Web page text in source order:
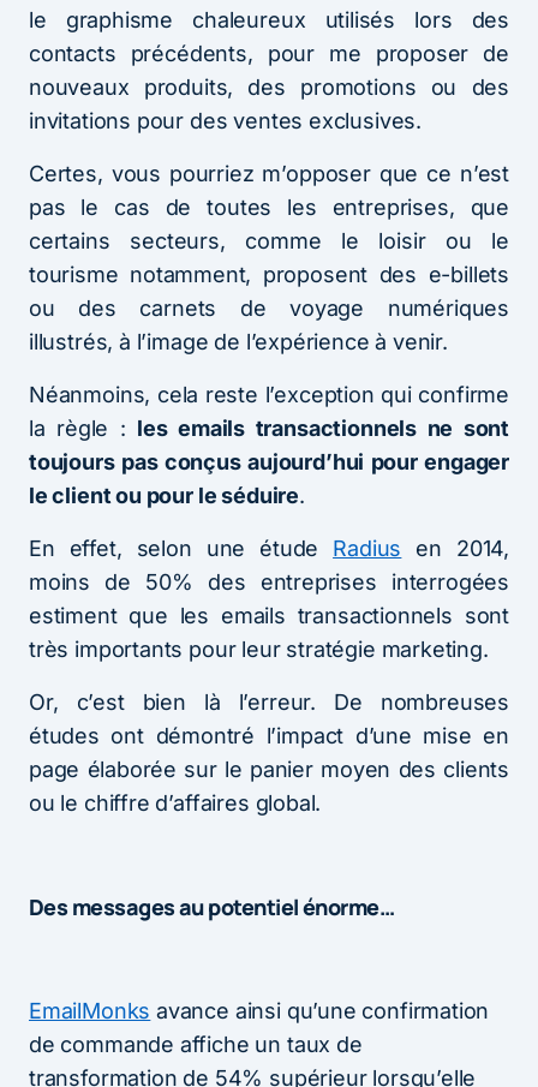
le graphisme chaleureux utilisés lors des
contacts précédents, pour me proposer de
nouveaux produits, des promotions ou des
invitations pour des ventes exclusives.
Certes, vous pourriez m’opposer que ce n’est
pas le cas de toutes les entreprises, que
certains secteurs, comme le loisir ou le
tourisme notamment, proposent des e-billets
ou des carnets de voyage numériques
illustrés, à l’image de l’expérience à venir.
Néanmoins, cela reste l’exception qui confirme
la règle : les emails transactionnels ne sont
toujours pas conçus aujourd’hui pour engager
le client ou pour le séduire.
En effet, selon une étude Radius en 2014,
moins de 50% des entreprises interrogées
estiment que les emails transactionnels sont
très importants pour leur stratégie marketing.
Or, c’est bien là l’erreur. De nombreuses
études ont démontré l’impact d’une mise en
page élaborée sur le panier moyen des clients
ou le chiffre d’affaires global.
Des messages au potentiel énorme…
EmailMonks avance ainsi qu’une confirmation
de commande affiche un taux de
transformation de 54% supérieur lorsqu’elle